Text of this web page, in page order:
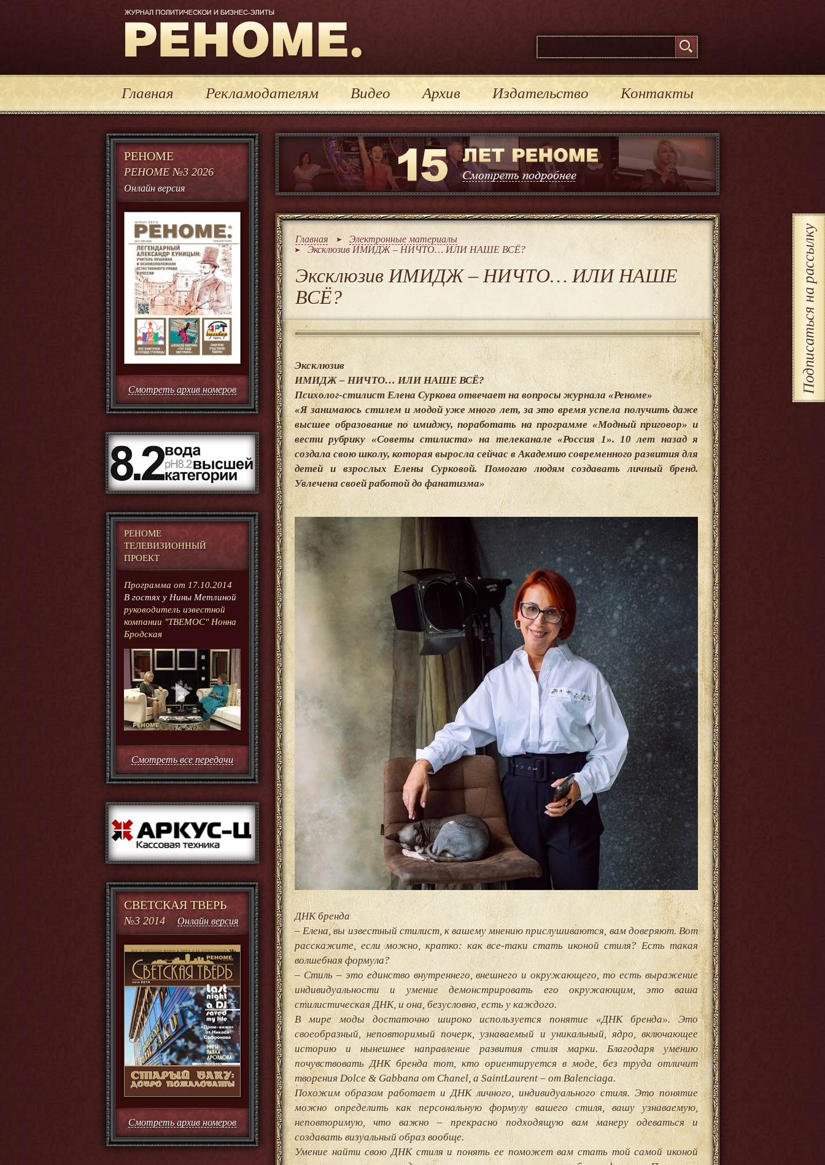
Главная Рекламодателям Видео Архив Издательство Контакты
РЕНОМЕ
РЕНОМЕ №3 2026
Онлайн версия
Смотреть архив номеров
РЕНОМЕ
ТЕЛЕВИЗИОННЫЙ
ПРОЕКТ
Программа от 17.10.2014
В гостях у Нины Метлиной
руководитель известной
компании "ТВЕМОС" Нонна
Бродская
Смотреть все передачи
СВЕТСКАЯ ТВЕРЬ
№3 2014 Онлайн версия
Смотреть архив номеров
Главная
Электронные материалы
Эксклюзив ИМИДЖ – НИЧТО… ИЛИ НАШЕ ВСЁ?
Эксклюзив ИМИДЖ – НИЧТО… ИЛИ НАШЕ
ВСЁ?
Эксклюзив
ИМИДЖ – НИЧТО… ИЛИ НАШЕ ВСЁ?
Психолог-стилист Елена Суркова отвечает на вопросы журнала «Реноме»
«Я занимаюсь стилем и модой уже много лет, за это время успела получить даже
высшее образование по имиджу, поработать на программе «Модный приговор» и
вести рубрику «Советы стилиста» на телеканале «Россия 1». 10 лет назад я
создала свою школу, которая выросла сейчас в Академию современного развития для
детей и взрослых Елены Сурковой. Помогаю людям создавать личный бренд.
Увлечена своей работой до фанатизма»
ДНК бренда
– Елена, вы известный стилист, к вашему мнению прислушиваются, вам доверяют. Вот
расскажите, если можно, кратко: как все-таки стать иконой стиля? Есть такая
волшебная формула?
– Стиль – это единство внутреннего, внешнего и окружающего, то есть выражение
индивидуальности и умение демонстрировать его окружающим, это ваша
стилистическая ДНК, и она, безусловно, есть у каждого.
В мире моды достаточно широко используется понятие «ДНК бренда». Это
своеобразный, неповторимый почерк, узнаваемый и уникальный, ядро, включающее
историю и нынешнее направление развития стиля марки. Благодаря умению
почувствовать ДНК бренда тот, кто ориентируется в моде, без труда отличит
творения Dolce & Gabbana от Chanel, а SaintLaurent – от Balenciaga.
Похожим образом работает и ДНК личного, индивидуального стиля. Это понятие
можно определить как персональную формулу вашего стиля, вашу узнаваемую,
неповторимую, что важно – прекрасно подходящую вам манеру одеваться и
создавать визуальный образ вообще.
Умение найти свою ДНК стиля и понять ее поможет вам стать той самой иконой